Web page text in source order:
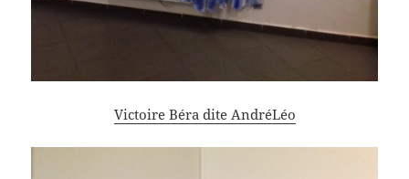
Victoire Béra dite AndréLéo